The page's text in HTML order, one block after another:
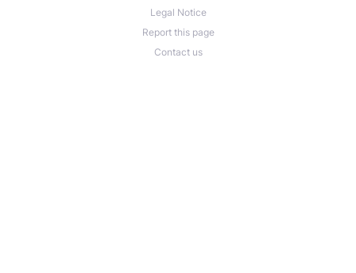
Legal Notice
Report this page
Contact us